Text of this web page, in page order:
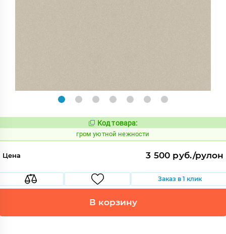
Код:
357558
Код товара:
гром уютной нежности
Цена 3 500 руб./рулон
Заказ в 1 клик
В корзину